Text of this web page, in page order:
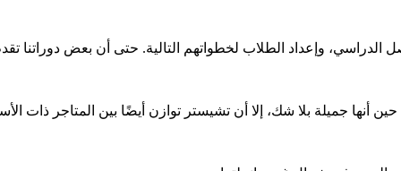
الدراسي، وإعداد الطلاب لخطواتهم التالية. حتى أن بعض
بلا شك، إلا أن تشيستر توازن أيضًا بين المتاجر ذات